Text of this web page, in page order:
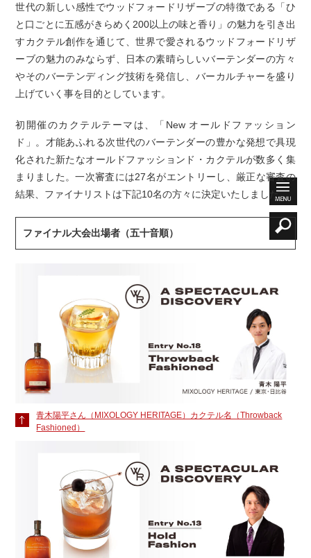
世代の新しい感性でウッドフォードリザーブの特徴である「ひ
と口ごとに五感がきらめく200以上の味と香り」の魅力を引き出
すカクテル創作を通じて、世界で愛されるウッドフォードリザ
ーブの魅力のみならず、日本の素晴らしいバーテンダーの方々
やそのバーテンディング技術を発信し、バーカルチャーを盛り
上げていく事を目的としています。
初開催のカクテルテーマは、「New オールドファッション
ド」。才能あふれる次世代のバーテンダーの豊かな発想で具現
化された新たなオールドファッションド・カクテルが数多く集
まりました。一次審査には27名がエントリーし、厳正な審査の
結果、ファイナリストは下記10名の方々に決定いたしました。
ファイナル大会出場者（五十音順）
青木陽平さん（MIXOLOGY HERITAGE）カクテル名（Throwback
Fashioned）